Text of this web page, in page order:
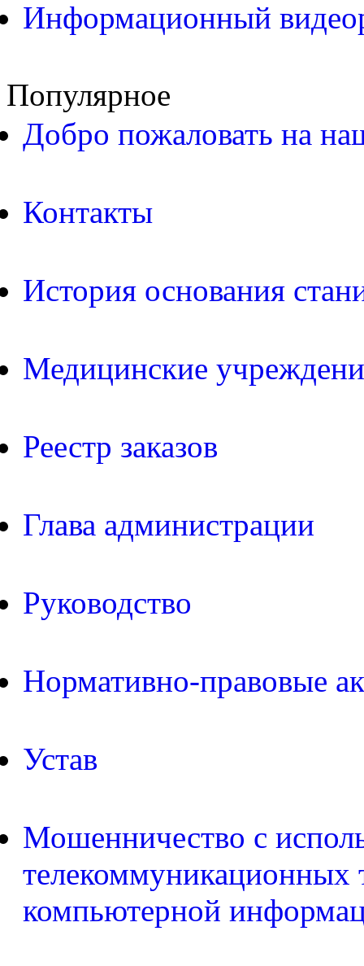
Информационный
Популярное
Добро пожаловать на
Контакты
История основания
Медицинские
Реестр заказов
Глава администрации
Руководство
Нормативно-правовые
Устав
Мошенничество с
телекоммуникационных
компьютерной